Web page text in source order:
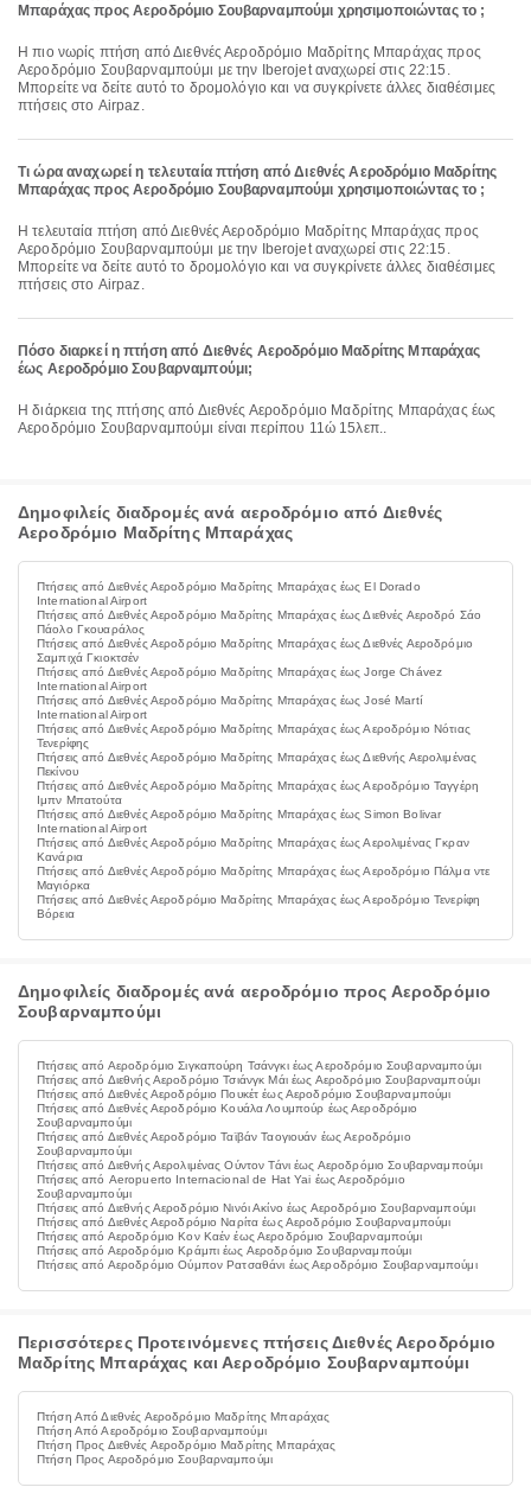
Μπαράχας προς Αεροδρόμιο Σουβαρναμπούμι χρησιμοποιώντας το ;
Η πιο νωρίς πτήση από Διεθνές Αεροδρόμιο Μαδρίτης Μπαράχας προς
Αεροδρόμιο Σουβαρναμπούμι με την Iberojet αναχωρεί στις 22:15.
Μπορείτε να δείτε αυτό το δρομολόγιο και να συγκρίνετε άλλες διαθέσιμες
πτήσεις στο Airpaz.
Τι ώρα αναχωρεί η τελευταία πτήση από Διεθνές Αεροδρόμιο Μαδρίτης
Μπαράχας προς Αεροδρόμιο Σουβαρναμπούμι χρησιμοποιώντας το ;
Η τελευταία πτήση από Διεθνές Αεροδρόμιο Μαδρίτης Μπαράχας προς
Αεροδρόμιο Σουβαρναμπούμι με την Iberojet αναχωρεί στις 22:15.
Μπορείτε να δείτε αυτό το δρομολόγιο και να συγκρίνετε άλλες διαθέσιμες
πτήσεις στο Airpaz.
Πόσο διαρκεί η πτήση από Διεθνές Αεροδρόμιο Μαδρίτης Μπαράχας
έως Αεροδρόμιο Σουβαρναμπούμι;
Η διάρκεια της πτήσης από Διεθνές Αεροδρόμιο Μαδρίτης Μπαράχας έως
Αεροδρόμιο Σουβαρναμπούμι είναι περίπου 11ώ 15λεπ..
Δημοφιλείς διαδρομές ανά αεροδρόμιο από Διεθνές
Αεροδρόμιο Μαδρίτης Μπαράχας
Πτήσεις από Διεθνές Αεροδρόμιο Μαδρίτης Μπαράχας έως El Dorado
International Airport
Πτήσεις από Διεθνές Αεροδρόμιο Μαδρίτης Μπαράχας έως Διεθνές Αεροδρό Σάο
Πάολο Γκουαράλος
Πτήσεις από Διεθνές Αεροδρόμιο Μαδρίτης Μπαράχας έως Διεθνές Αεροδρόμιο
Σαμπιχά Γκιοκτσέν
Πτήσεις από Διεθνές Αεροδρόμιο Μαδρίτης Μπαράχας έως Jorge Chávez
International Airport
Πτήσεις από Διεθνές Αεροδρόμιο Μαδρίτης Μπαράχας έως José Martí
International Airport
Πτήσεις από Διεθνές Αεροδρόμιο Μαδρίτης Μπαράχας έως Αεροδρόμιο Νότιας
Τενερίφης
Πτήσεις από Διεθνές Αεροδρόμιο Μαδρίτης Μπαράχας έως Διεθνής Αερολιμένας
Πεκίνου
Πτήσεις από Διεθνές Αεροδρόμιο Μαδρίτης Μπαράχας έως Αεροδρόμιο Ταγγέρη
Ιμπν Μπατούτα
Πτήσεις από Διεθνές Αεροδρόμιο Μαδρίτης Μπαράχας έως Simon Bolivar
International Airport
Πτήσεις από Διεθνές Αεροδρόμιο Μαδρίτης Μπαράχας έως Αερολιμένας Γκραν
Κανάρια
Πτήσεις από Διεθνές Αεροδρόμιο Μαδρίτης Μπαράχας έως Αεροδρόμιο Πάλμα ντε
Μαγιόρκα
Πτήσεις από Διεθνές Αεροδρόμιο Μαδρίτης Μπαράχας έως Αεροδρόμιο Τενερίφη
Βόρεια
Δημοφιλείς διαδρομές ανά αεροδρόμιο προς Αεροδρόμιο
Σουβαρναμπούμι
Πτήσεις από Αεροδρόμιο Σιγκαπούρη Τσάνγκι έως Αεροδρόμιο Σουβαρναμπούμι
Πτήσεις από Διεθνής Αεροδρόμιο Τσιάνγκ Μάι έως Αεροδρόμιο Σουβαρναμπούμι
Πτήσεις από Διεθνές Αεροδρόμιο Πουκέτ έως Αεροδρόμιο Σουβαρναμπούμι
Πτήσεις από Διεθνές Αεροδρόμιο Κουάλα Λουμπούρ έως Αεροδρόμιο
Σουβαρναμπούμι
Πτήσεις από Διεθνές Αεροδρόμιο Ταϊβάν Ταογιουάν έως Αεροδρόμιο
Σουβαρναμπούμι
Πτήσεις από Διεθνής Αερολιμένας Ούντον Τάνι έως Αεροδρόμιο Σουβαρναμπούμι
Πτήσεις από Aeropuerto Internacional de Hat Yai έως Αεροδρόμιο
Σουβαρναμπούμι
Πτήσεις από Διεθνής Αεροδρόμιο Νινόι Ακίνο έως Αεροδρόμιο Σουβαρναμπούμι
Πτήσεις από Διεθνές Αεροδρόμιο Ναρίτα έως Αεροδρόμιο Σουβαρναμπούμι
Πτήσεις από Αεροδρόμιο Κον Καέν έως Αεροδρόμιο Σουβαρναμπούμι
Πτήσεις από Αεροδρόμιο Κράμπι έως Αεροδρόμιο Σουβαρναμπούμι
Πτήσεις από Αεροδρόμιο Ούμπον Ρατσαθάνι έως Αεροδρόμιο Σουβαρναμπούμι
Περισσότερες Προτεινόμενες πτήσεις Διεθνές Αεροδρόμιο
Μαδρίτης Μπαράχας και Αεροδρόμιο Σουβαρναμπούμι
Πτήση Από Διεθνές Αεροδρόμιο Μαδρίτης Μπαράχας
Πτήση Από Αεροδρόμιο Σουβαρναμπούμι
Πτήση Προς Διεθνές Αεροδρόμιο Μαδρίτης Μπαράχας
Πτήση Προς Αεροδρόμιο Σουβαρναμπούμι